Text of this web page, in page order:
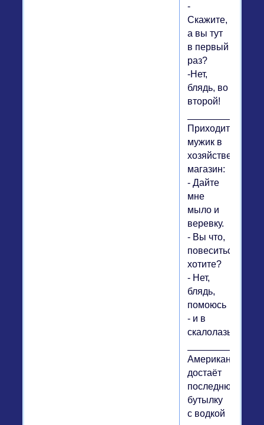
-
Скажите,
а вы тут
в первый
раз?
-Нет,
блядь, во
второй!
Приходит
мужик в
хозяйственный
магазин:
- Дайте
мне
мыло и
веревку.
- Вы что,
повеситься
хотите?
- Нет,
блядь,
помоюсь
- и в
скалолазы!!!
Американец
достаёт
последнюю
бутылку
с водкой